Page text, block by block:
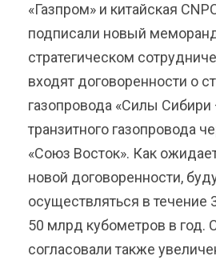
«Газпром» и китайская
подписали новый
стратегическом
входят договоренности о
газопровода «Силы Сибири
транзитного газопровода
«Союз Восток». Как
новой договоренности,
осуществляться в течение
50 млрд кубометров в год.
согласовали также